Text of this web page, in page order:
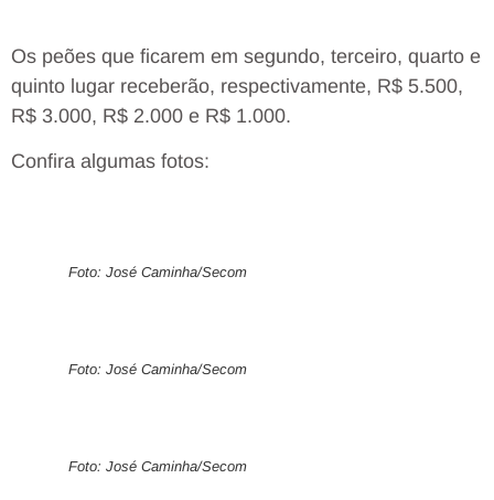
Os peões que ficarem em segundo, terceiro, quarto e
quinto lugar receberão, respectivamente, R$ 5.500,
R$ 3.000, R$ 2.000 e R$ 1.000.
Confira algumas fotos:
Foto: José Caminha/Secom
Foto: José Caminha/Secom
Foto: José Caminha/Secom